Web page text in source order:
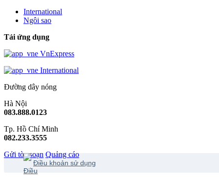
International
Ngôi sao
Tải ứng dụng
VnExpress
International
Đường dây nóng
Hà Nội
083.888.0123
Tp. Hồ Chí Minh
082.233.3555
Gửi tòa soạn Quảng cáo
Điều khoản sử dụng